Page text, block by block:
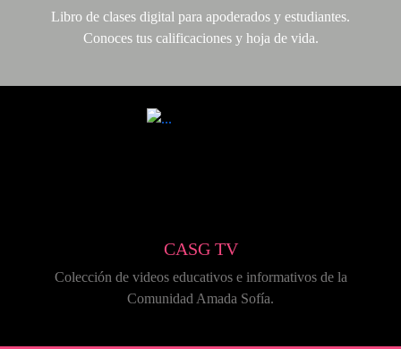
Libro de clases digital para apoderados y estudiantes.
Conoces tus calificaciones y hoja de vida.
CASG TV
Colección de videos educativos e informativos de la
Comunidad Amada Sofía.